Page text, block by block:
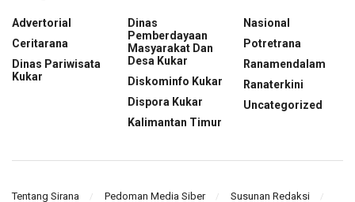
Advertorial
Ceritarana
Dinas Pariwisata
Kukar
Dinas
Pemberdayaan
Masyarakat Dan
Desa Kukar
Diskominfo Kukar
Dispora Kukar
Kalimantan Timur
Nasional
Potretrana
Ranamendalam
Ranaterkini
Uncategorized
Tentang Sirana Pedoman Media Siber Susunan Redaksi